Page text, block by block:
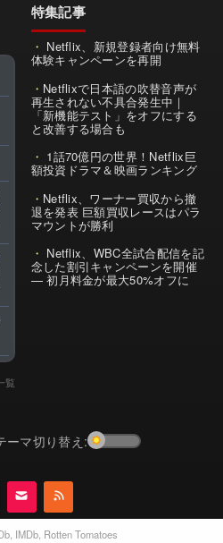
覧
特集記事
Netflix、新規登録者向け無料
体験キャンペーンを再開
Netflixで日本語の吹替音声が
再生されない不具合発生中｜
「新機能テスト」をオフにする
と改善する場合も
1話70億円の世界！Netflix巨
額投資ドラマ＆映画ランキング
Netflix、ワーナー買収から撤
退を発表 巨額買収レースはパラ
マウントが勝利
Netflix、WBC全試合配信を記
念した割引キャンペーンを開催
— 初月料金が最大50%オフに
ーマ切り替え:
, IMDb, Rotten Tomatoes